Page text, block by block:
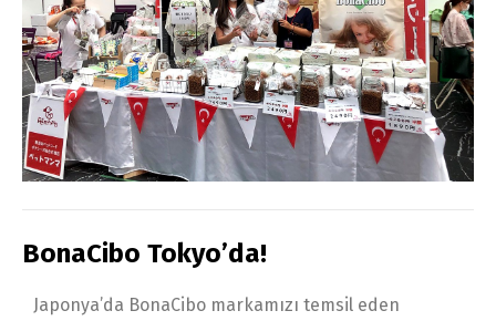
BonaCibo Tokyo’da!
Japonya’da BonaCibo markamızı temsil eden